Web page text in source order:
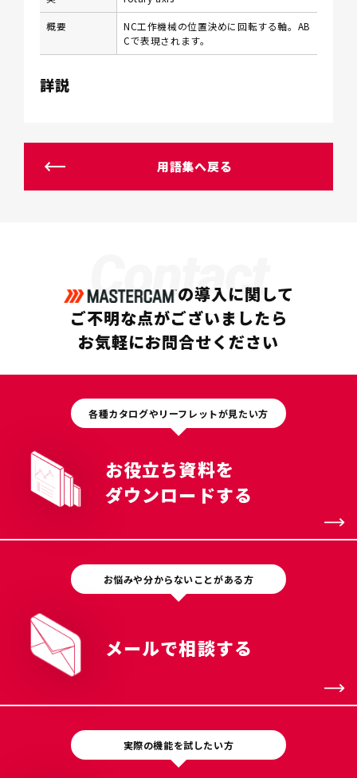
概要
NC工作機械の位置決めに回転する軸。AB
Cで表現されます。
詳説
用語集へ戻る
Contact
の導入に関して
ご不明な点がございましたら
お気軽にお問合せください
各種カタログやリーフレットが見たい方
お役立ち資料を
ダウンロードする
お悩みや分からないことがある方
メールで相談する
実際の機能を試したい方